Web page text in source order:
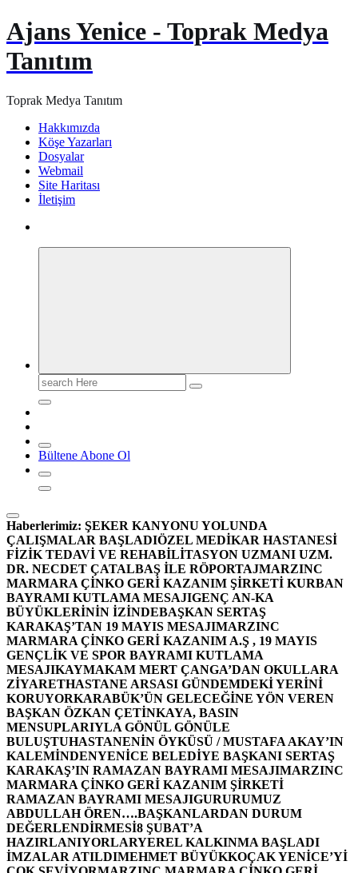
Ajans Yenice - Toprak Medya
Tanıtım
Toprak Medya Tanıtım
Hakkımızda
Köşe Yazarları
Dosyalar
Webmail
Site Haritası
İletişim
Search
for:
Bültene Abone Ol
Haberlerimiz: ŞEKER KANYONU YOLUNDA
ÇALIŞMALAR BAŞLADIÖZEL MEDİKAR HASTANESİ
FİZİK TEDAVİ VE REHABİLİTASYON UZMANI UZM.
DR. NECDET ÇATALBAŞ İLE RÖPORTAJMARZINC
MARMARA ÇİNKO GERİ KAZANIM ŞİRKETİ KURBAN
BAYRAMI KUTLAMA MESAJIGENÇ AN-KA
BÜYÜKLERİNİN İZİNDEBAŞKAN SERTAŞ
KARAKAŞ’TAN 19 MAYIS MESAJIMARZINC
MARMARA ÇİNKO GERİ KAZANIM A.Ş , 19 MAYIS
GENÇLİK VE SPOR BAYRAMI KUTLAMA
MESAJIKAYMAKAM MERT ÇANGA’DAN OKULLARA
ZİYARETHASTANE ARSASI GÜNDEMDEKİ YERİNİ
KORUYORKARABÜK’ÜN GELECEĞİNE YÖN VEREN
BAŞKAN ÖZKAN ÇETİNKAYA, BASIN
MENSUPLARIYLA GÖNÜL GÖNÜLE
BULUŞTUHASTANENİN ÖYKÜSÜ / MUSTAFA AKAY’IN
KALEMİNDENYENİCE BELEDİYE BAŞKANI SERTAŞ
KARAKAŞ’IN RAMAZAN BAYRAMI MESAJIMARZINC
MARMARA ÇİNKO GERİ KAZANIM ŞİRKETİ
RAMAZAN BAYRAMI MESAJIGURURUMUZ
ABDULLAH ÖREN….BAŞKANLARDAN DURUM
DEĞERLENDİRMESİ8 ŞUBAT’A
HAZIRLANIYORLARYEREL KALKINMA BAŞLADI
İMZALAR ATILDIMEHMET BÜYÜKKOÇAK YENİCE’Yİ